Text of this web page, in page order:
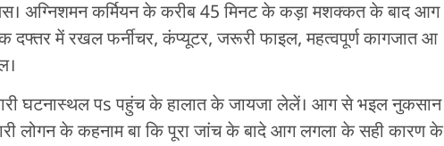
अग्निशमन कर्मियन के करीब 45 मिनट के कड़ा मशक्कत के बाद आग
दफ्तर में रखल फर्नीचर, कंप्यूटर, जरूरी फाइल, महत्वपूर्ण कागजात आ
घटनास्थल पs पहुंच के हालात के जायजा लेलें। आग से भइल नुकसान
लोगन के कहनाम बा कि पूरा जांच के बादे आग लगला के सही कारण के